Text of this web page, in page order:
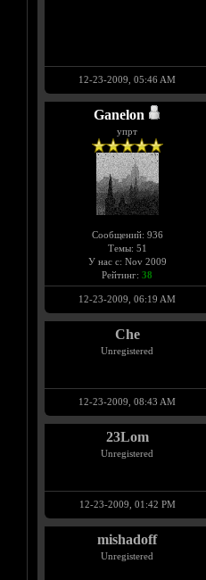
12-23-2009, 05:46 AM
Ganelon
упрт
Сообщений: 936
Темы: 51
У нас с: Nov 2009
Рейтинг: 38
12-23-2009, 06:19 AM
Che
Unregistered
12-23-2009, 08:43 AM
23Lom
Unregistered
12-23-2009, 01:42 PM
mishadoff
Unregistered